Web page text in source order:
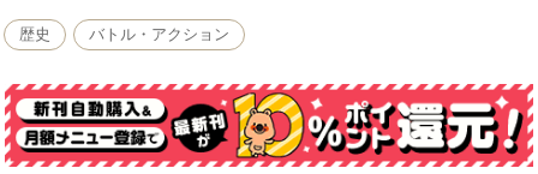
歴史 バトル・アクション